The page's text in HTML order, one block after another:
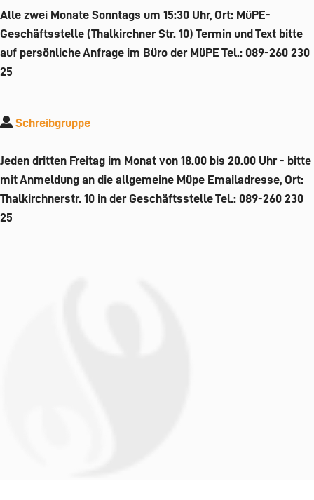
Alle zwei Monate Sonntags um 15:30 Uhr, Ort: MüPE-
Geschäftsstelle (Thalkirchner Str. 10) Termin und Text bitte
auf persönliche Anfrage im Büro der MüPE Tel.: 089-260 230
25
Schreibgruppe
Jeden dritten Freitag im Monat von 18.00 bis 20.00 Uhr - bitte
mit Anmeldung an die allgemeine Müpe Emailadresse, Ort:
Thalkirchnerstr. 10 in der Geschäftsstelle Tel.: 089-260 230
25